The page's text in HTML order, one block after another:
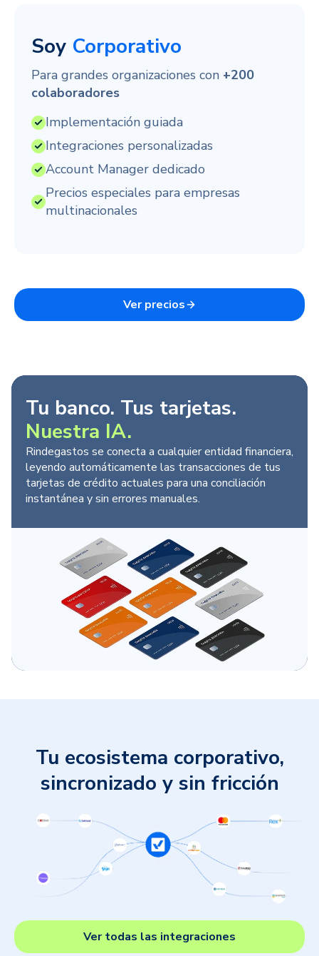
Soy Corporativo
Para grandes organizaciones con +200
colaboradores
Implementación guiada
Integraciones personalizadas
Account Manager dedicado
Precios especiales para empresas
multinacionales
Ver precios
Tu banco. Tus tarjetas.
Nuestra IA.
Rindegastos se conecta a cualquier entidad financiera,
leyendo automáticamente las transacciones de tus
tarjetas de crédito actuales para una conciliación
instantánea y sin errores manuales.
Tu ecosistema corporativo,
sincronizado y sin fricción
Ver todas las integraciones